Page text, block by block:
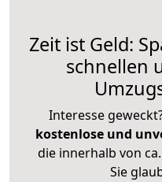
Zeit ist Geld:
schnellen
Interesse
kostenlose und
die innerhalb von
Sie